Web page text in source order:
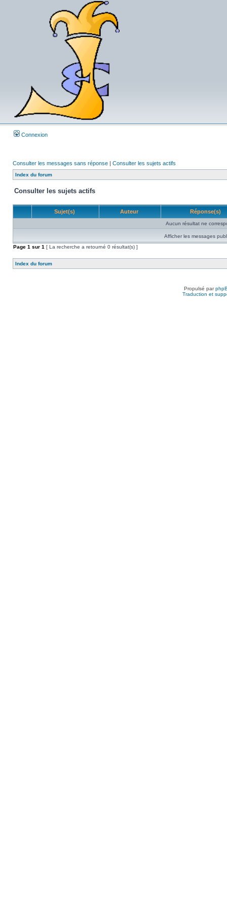
Connexion
Consulter les messages sans réponse | Consulter les sujets actifs
Index du forum
Consulter les sujets actifs
Sujet(s) Auteur Réponse(s)
Aucun résultat ne
Afficher les messages
Page 1 sur 1 [ La recherche a retourné 0 résultat(s) ]
Index du forum
Propulsé par
Traduction et